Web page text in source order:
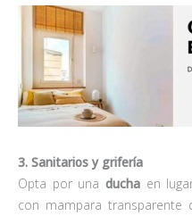
3. Sanitarios y grifería
Opta por una ducha en
con mampara